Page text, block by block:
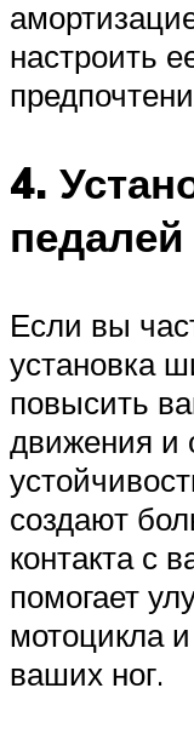
настроить
4.
педалей
Если вы
установка
повысить
движения и
создают
контакта с
помогает
мотоцикла
ваших ног.